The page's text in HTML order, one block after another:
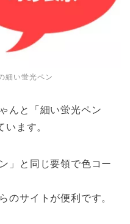
細い蛍光ペン
んと「細い蛍光ペン
ます。
」と同じ要領で色コー
のサイトが便利です。